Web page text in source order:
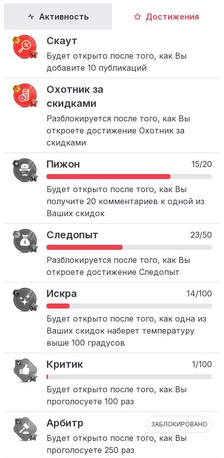
Активность Достижения
Скаут
Будет открыто после того, как Вы
добавите 10 публикаций
Охотник за
скидками
Разблокируется после того, как Вы
откроете достижение Охотник за
скидками
Пижон 15/20
Будет открыто после того, как Вы
получите 20 комментариев к одной из
Ваших скидок
Следопыт 23/50
Разблокируется после того, как Вы
откроете достижение Следопыт
Искра 14/100
Будет открыто после того, как одна из
Ваших скидок наберет температуру
выше 100 градусов
Критик 1/100
Будет открыто после того, как Вы
проголосуете 100 раз
Арбитр ЗАБЛОКИРОВАНО
Будет открыто после того, как Вы
проголосуете 250 раз